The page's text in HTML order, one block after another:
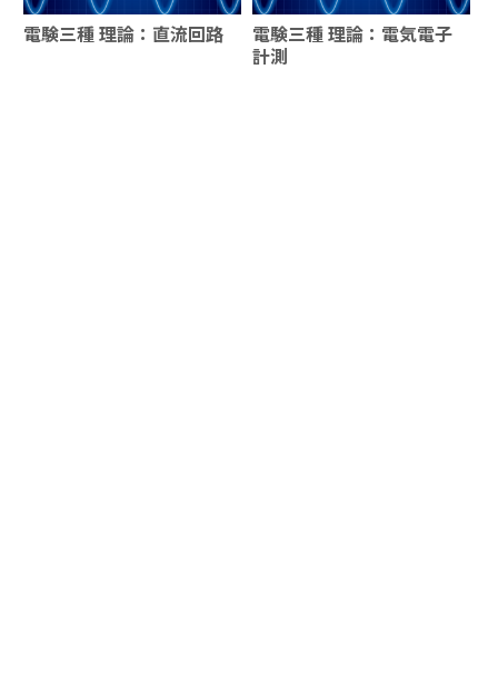
電験三種 理論：直流回路
電験三種 理論：電気電子
計測